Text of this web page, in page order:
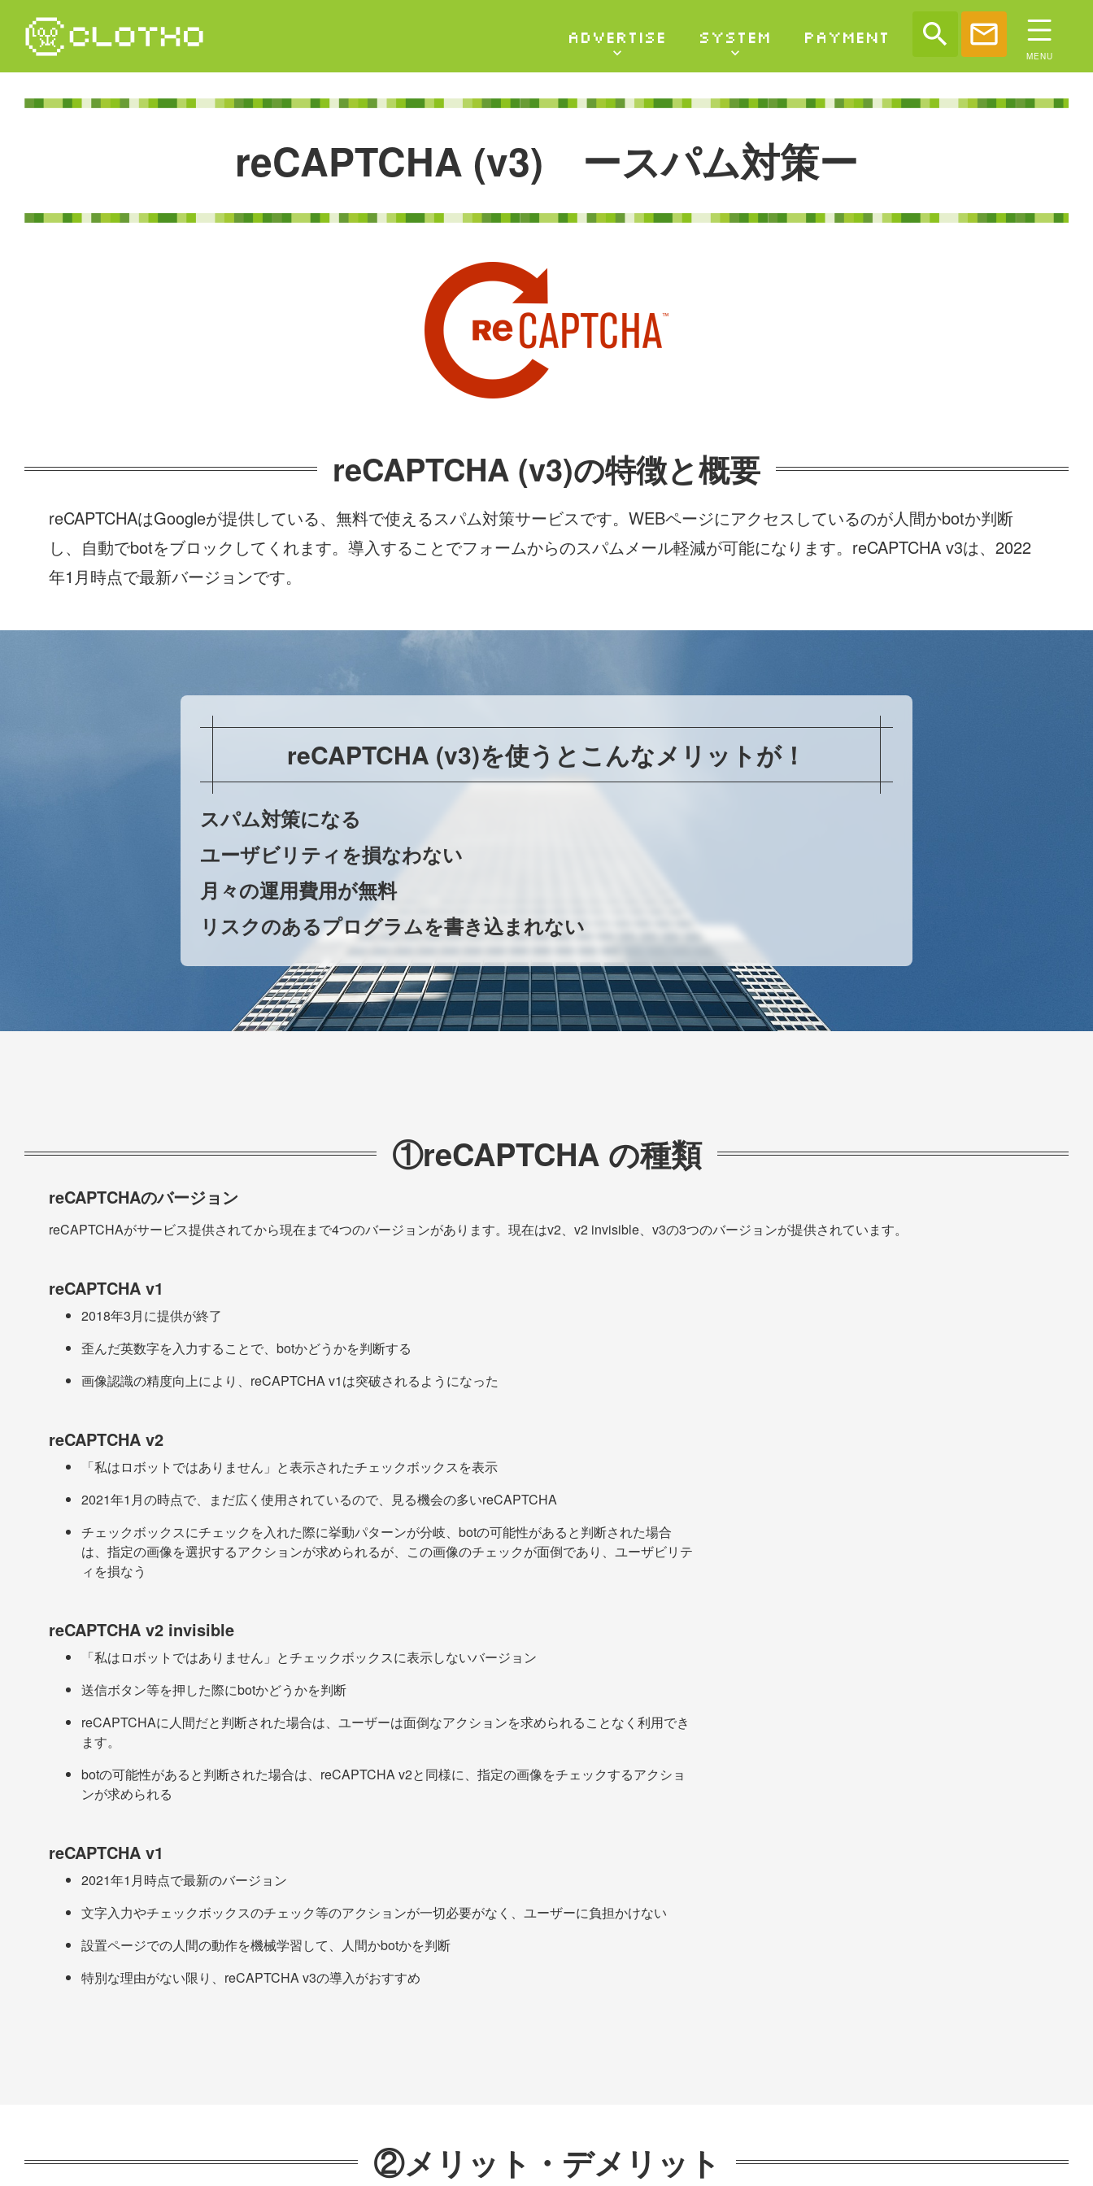
search mail
ADVERTISE SYSTEM PAYMENT
reCAPTCHA (v3) ースパム対策ー
reCAPTCHA (v3)の特徴と概要
reCAPTCHAはGoogleが提供している、無料で使えるスパム対策サービスです。WEBページにアクセスしているのが人間かbotか判断
し、自動でbotをブロックしてくれます。導入することでフォームからのスパムメール軽減が可能になります。reCAPTCHA v3は、2022
年1月時点で最新バージョンです。
reCAPTCHA (v3)を使うとこんなメリットが！
スパム対策になる
ユーザビリティを損なわない
月々の運用費用が無料
リスクのあるプログラムを書き込まれない
①reCAPTCHA の種類
reCAPTCHAのバージョン
reCAPTCHAがサービス提供されてから現在まで4つのバージョンがあります。現在はv2、v2 invisible、v3の3つのバージョンが提供されています。
reCAPTCHA v1
2018年3月に提供が終了
歪んだ英数字を入力することで、botかどうかを判断する
画像認識の精度向上により、reCAPTCHA v1は突破されるようになった
reCAPTCHA v2
「私はロボットではありません」と表示されたチェックボックスを表示
2021年1月の時点で、まだ広く使用されているので、見る機会の多いreCAPTCHA
チェックボックスにチェックを入れた際に挙動パターンが分岐、botの可能性があると判断された場合
は、指定の画像を選択するアクションが求められるが、この画像のチェックが面倒であり、ユーザビリテ
ィを損なう
reCAPTCHA v2 invisible
「私はロボットではありません」とチェックボックスに表示しないバージョン
送信ボタン等を押した際にbotかどうかを判断
reCAPTCHAに人間だと判断された場合は、ユーザーは面倒なアクションを求められることなく利用でき
ます。
botの可能性があると判断された場合は、reCAPTCHA v2と同様に、指定の画像をチェックするアクショ
ンが求められる
reCAPTCHA v1
2021年1月時点で最新のバージョン
文字入力やチェックボックスのチェック等のアクションが一切必要がなく、ユーザーに負担かけない
設置ページでの人間の動作を機械学習して、人間かbotかを判断
特別な理由がない限り、reCAPTCHA v3の導入がおすすめ
②メリット・デメリット